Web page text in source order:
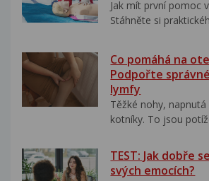
Jak mít první pomoc
Stáhněte si
Co pomáhá na
Podpořte
lymfy
Těžké nohy,
kotníky. To jsou
TEST: Jak dobře
svých emocích?